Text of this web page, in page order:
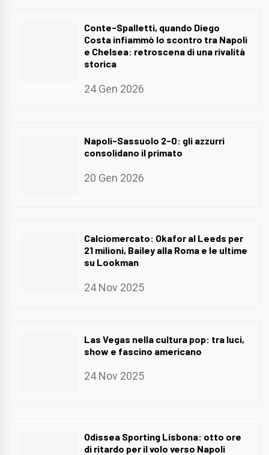
Conte-Spalletti, quando Diego
Costa infiammò lo scontro tra Napoli
e Chelsea: retroscena di una rivalità
storica
24 Gen 2026
Napoli-Sassuolo 2-0: gli azzurri
consolidano il primato
20 Gen 2026
Calciomercato: Okafor al Leeds per
21 milioni, Bailey alla Roma e le ultime
su Lookman
24 Nov 2025
Las Vegas nella cultura pop: tra luci,
show e fascino americano
24 Nov 2025
Odissea Sporting Lisbona: otto ore
di ritardo per il volo verso Napoli